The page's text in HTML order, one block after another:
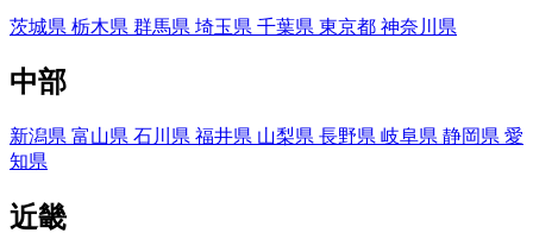
茨城県 栃木県 群馬県 埼玉県 千葉県 東京都 神奈川県
中部
新潟県 富山県 石川県 福井県 山梨県 長野県 岐阜県 静岡県 愛
知県
近畿